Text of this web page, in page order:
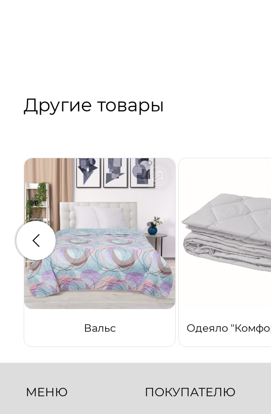
Другие товары
Вальс
Предыдущий
МЕНЮ ПОКУПАТЕЛЮ